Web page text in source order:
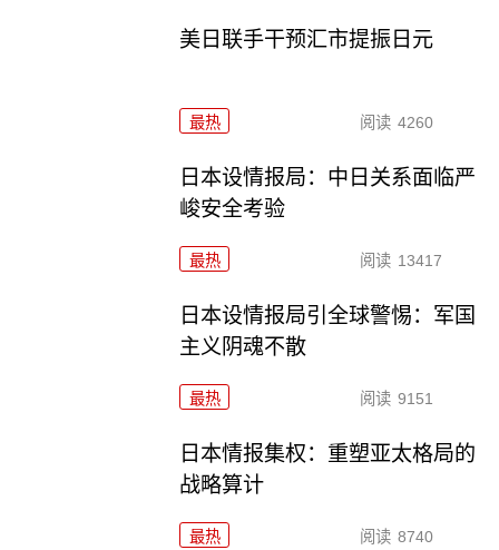
美日联手干预汇市提振日元
最热 阅读 4260
日本设情报局：中日关系面临严
峻安全考验
最热 阅读 13417
日本设情报局引全球警惕：军国
主义阴魂不散
最热 阅读 9151
日本情报集权：重塑亚太格局的
战略算计
最热 阅读 8740